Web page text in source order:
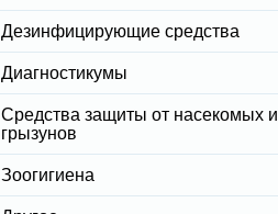
Дезинфицирующие средства
Диагностикумы
Средства защиты от насекомых и
грызунов
Зоогигиена